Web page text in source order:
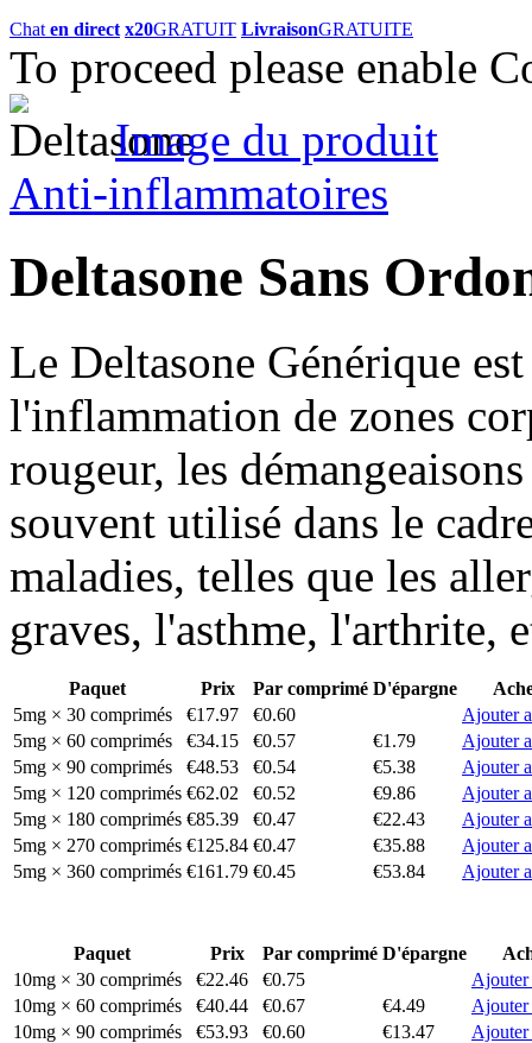
Chat en direct x20GRATUIT LivraisonGRATUITE
To proceed please enable
Image du produit
Anti-inflammatoires
Deltasone Sans
Le Deltasone Générique
l'inflammation de zones
rougeur, les
souvent utilisé dans le
maladies, telles que les
graves, l'asthme, l'arthrite,
Paquet Prix Par comprimé D'épargne
5mg × 30 comprimés
€17.97 €0.60
Ajouter
5mg × 60 comprimés
€34.15 €0.57 €1.79
Ajouter
5mg × 90 comprimés
€48.53 €0.54 €5.38
Ajouter
5mg × 120 comprimés €62.02 €0.52 €9.86
Ajouter
5mg × 180 comprimés €85.39 €0.47 €22.43
Ajouter
5mg × 270 comprimés €125.84 €0.47 €35.88
Ajouter
5mg × 360 comprimés €161.79 €0.45 €53.84 Ajouter
Paquet Prix Par comprimé D'épargne
10mg × 30 comprimés
€22.46 €0.75
Ajouter
10mg × 60 comprimés
€40.44 €0.67 €4.49
Ajouter
10mg × 90 comprimés
€53.93 €0.60 €13.47
Ajouter